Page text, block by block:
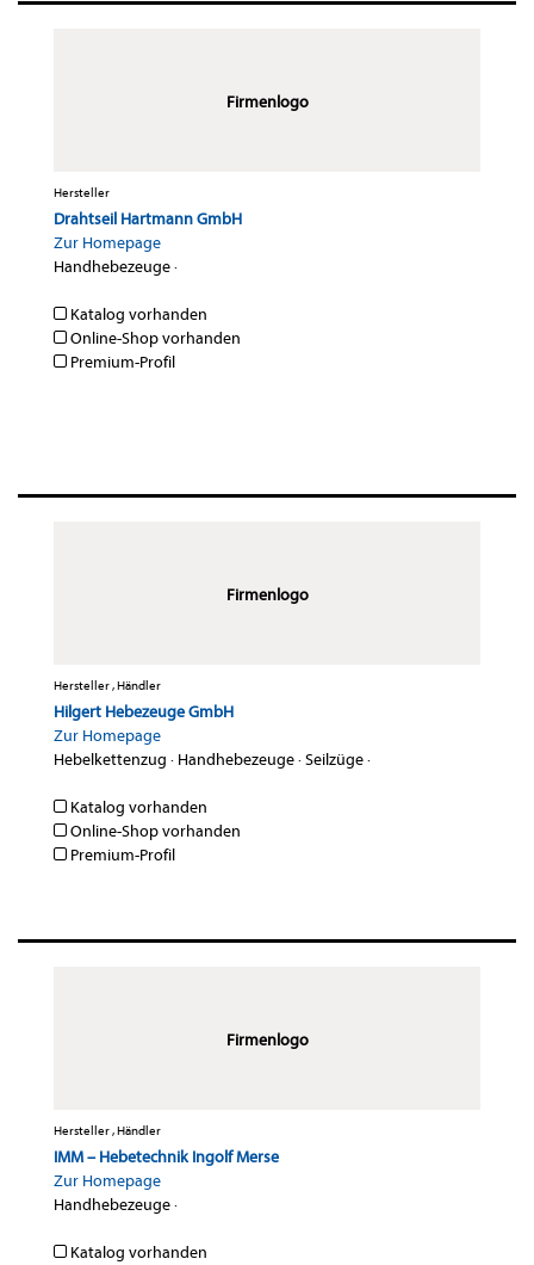
Firmenlogo
Hersteller
Drahtseil Hartmann GmbH
Zur Homepage
Handhebezeuge·
Katalog vorhanden
Online-Shop vorhanden
Premium-Profil
Firmenlogo
Hersteller , Händler
Hilgert Hebezeuge GmbH
Zur Homepage
Hebelkettenzug · Handhebezeuge·Seilzüge·
Katalog vorhanden
Online-Shop vorhanden
Premium-Profil
Firmenlogo
Hersteller , Händler
IMM – Hebetechnik Ingolf Merse
Zur Homepage
Handhebezeuge·
Katalog vorhanden